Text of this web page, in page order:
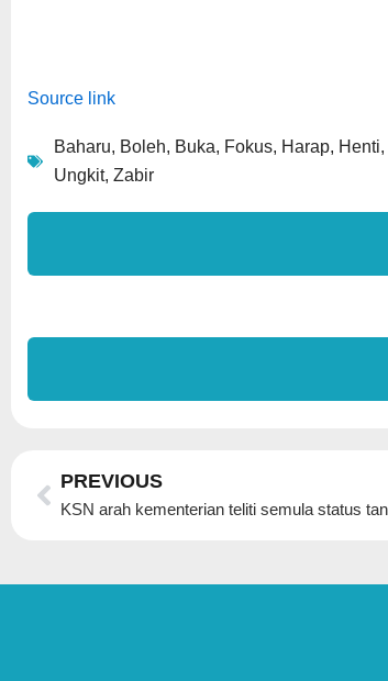
Source link
Baharu, Boleh, Buka, Fokus, Harap, Henti,
Ungkit, Zabir
Prev
PREVIOUS